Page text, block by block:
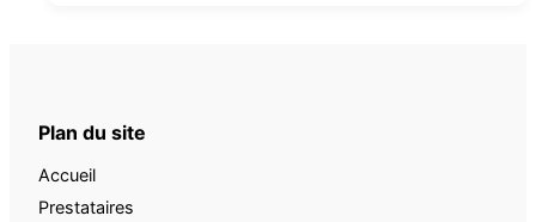
Plan du site
Accueil
Prestataires